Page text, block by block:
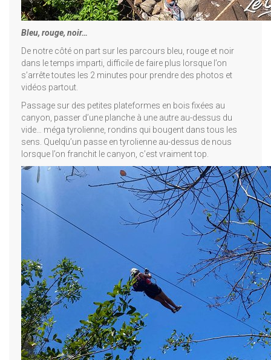
Bleu, rouge, noir…
De notre côté on part sur les parcours bleu, rouge et noir
dans le temps imparti, difficile de faire plus lorsque l’on
s’arrête toutes les 2 minutes pour prendre des photos et
vidéos partout.
Passage sur des petites plateformes en bois fixées au
canyon, passer d’une planche à une autre au-dessus du
vide… méga tyrolienne, rondins qui bougent dans tous les
sens. Quelqu’un passe en tyrolienne au-dessus de nous
lorsque l’on franchit le canyon, c’est vraiment top.